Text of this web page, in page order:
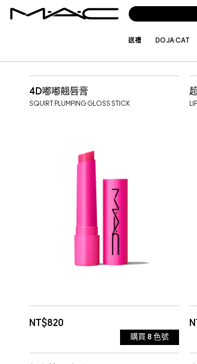
送禮 DOJA CAT
4D嘟嘟翹唇膏
SQUIRT PLUMPING GLOSS STICK
NT$820
購買 8 色號
AMPED 火龍果冰棒